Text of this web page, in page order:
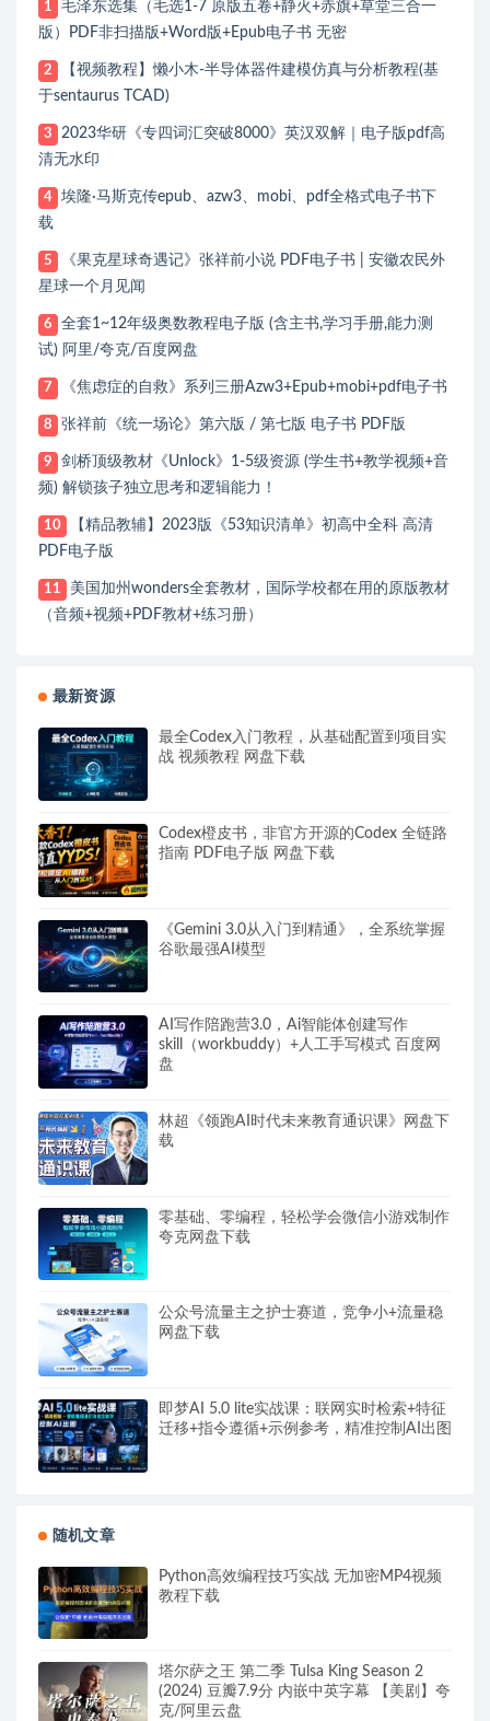
1
毛泽东选集（毛选1-7 原版五卷+静火+赤旗+草堂三合一
版）PDF非扫描版+Word版+Epub电子书 无密
2
【视频教程】懒小木-半导体器件建模仿真与分析教程(基
于sentaurus TCAD)
3
2023华研《专四词汇突破8000》英汉双解｜电子版pdf高
清无水印
4
埃隆·马斯克传epub、azw3、mobi、pdf全格式电子书下
载
5
《果克星球奇遇记》张祥前小说 PDF电子书 | 安徽农民外
星球一个月见闻
6
全套1~12年级奥数教程电子版 (含主书,学习手册,能力测
试) 阿里/夸克/百度网盘
7 《焦虑症的自救》系列三册Azw3+Epub+mobi+pdf电子书
8 张祥前《统一场论》第六版 / 第七版 电子书 PDF版
9
剑桥顶级教材《Unlock》1-5级资源 (学生书+教学视频+音
频) 解锁孩子独立思考和逻辑能力！
10
【精品教辅】2023版《53知识清单》初高中全科 高清
PDF电子版
11
美国加州wonders全套教材，国际学校都在用的原版教材
（音频+视频+PDF教材+练习册）
最新资源
最全Codex入门教程，从基础配置到项目实
战 视频教程 网盘下载
Codex橙皮书，非官方开源的Codex 全链路
指南 PDF电子版 网盘下载
《Gemini 3.0从入门到精通》，全系统掌握
谷歌最强AI模型
AI写作陪跑营3.0，Ai智能体创建写作
skill（workbuddy）+人工手写模式 百度网
盘
林超《领跑AI时代未来教育通识课》网盘下
载
零基础、零编程，轻松学会微信小游戏制作
夸克网盘下载
公众号流量主之护士赛道，竞争小+流量稳
网盘下载
即梦AI 5.0 lite实战课：联网实时检索+特征
迁移+指令遵循+示例参考，精准控制AI出图
随机文章
Python高效编程技巧实战 无加密MP4视频
教程下载
塔尔萨之王 第二季 Tulsa King Season 2
(2024) 豆瓣7.9分 内嵌中英字幕 【美剧】夸
克/阿里云盘